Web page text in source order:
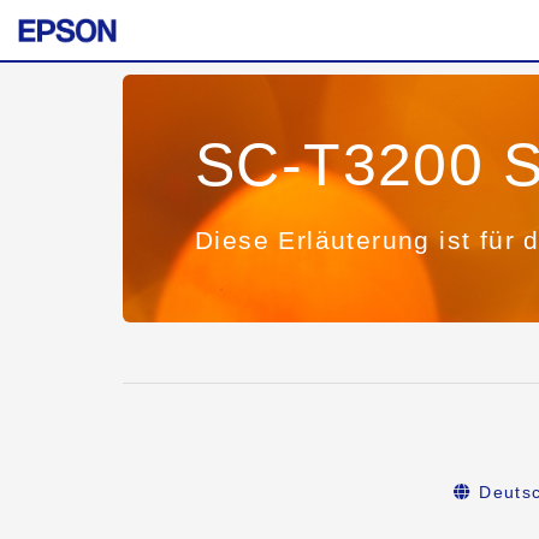
SC-T3200
Diese Erläuterung ist für